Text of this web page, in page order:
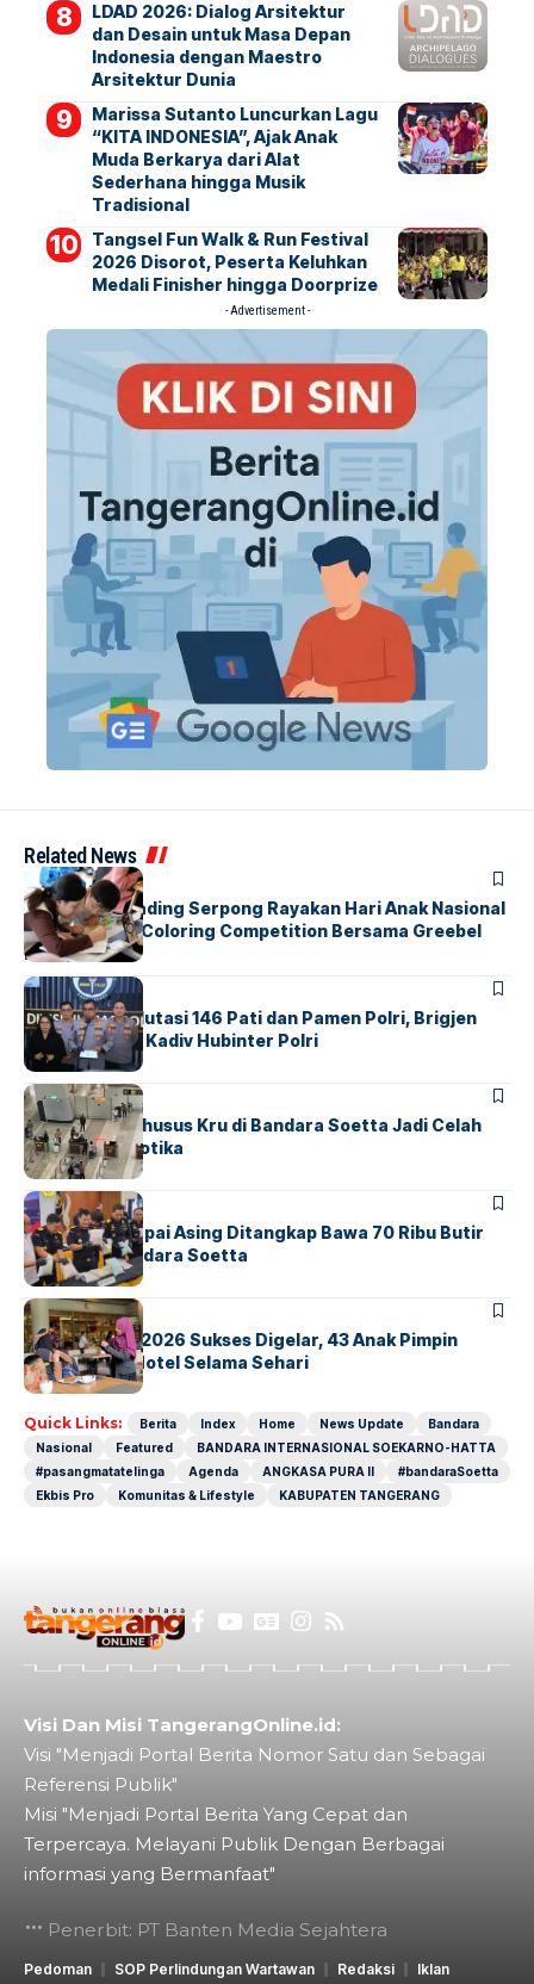
LDAD 2026: Dialog Arsitektur
dan Desain untuk Masa Depan
Indonesia dengan Maestro
Arsitektur Dunia
Marissa Sutanto Luncurkan Lagu
“KITA INDONESIA”, Ajak Anak
Muda Berkarya dari Alat
Sederhana hingga Musik
Tradisional
Tangsel Fun Walk & Run Festival
2026 Disorot, Peserta Keluhkan
Medali Finisher hingga Doorprize
- Advertisement -
Related News
BERITAINDEX
Atria Hotel Gading Serpong Rayakan Hari Anak Nasional
Lewat Family Coloring Competition Bersama Greebel
Indonesia
BERITA
Mabes Polri Mutasi 146 Pati dan Pamen Polri, Brigjen
Untung Jabat Kadiv Hubinter Polri
BANDARABERITA
Ketika Jalur Khusus Kru di Bandara Soetta Jadi Celah
Sindikat Narkotika
BANDARA BERITA
Kopilot Maskapai Asing Ditangkap Bawa 70 Ribu Butir
Ekstasi di Bandara Soetta
BERITAINDEX
GM For A Day 2026 Sukses Digelar, 43 Anak Pimpin
Operasional Hotel Selama Sehari
Quick Links: Berita Index Home News Update
Bandara
Nasional
Featured
BANDARA INTERNASIONAL SOEKARNO-HATTA
#pasangmatatelinga
Agenda ANGKASA PURA II
#bandaraSoetta
Ekbis Pro
Komunitas & Lifestyle KABUPATEN TANGERANG
Visi Dan Misi TangerangOnline.id:
Visi "Menjadi Portal Berita Nomor Satu dan Sebagai
Referensi Publik"
Misi "Menjadi Portal Berita Yang Cepat dan
Terpercaya. Melayani Publik Dengan Berbagai
informasi yang Bermanfaat"
Penerbit: PT Banten Media Sejahtera
Pedoman SOP Perlindungan Wartawan Redaksi Iklan